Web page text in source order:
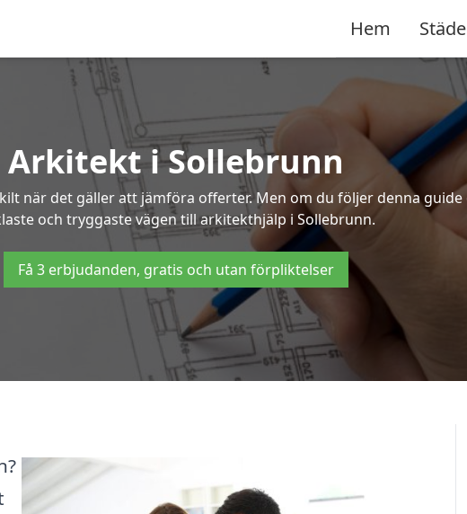
Hem
Arkitekt i Sollebrunn
när det gäller att jämföra offerter. Men om du följer denna
och tryggaste vägen till arkitekthjälp i Sollebrunn.
Få 3 erbjudanden, gratis och utan förpliktelser